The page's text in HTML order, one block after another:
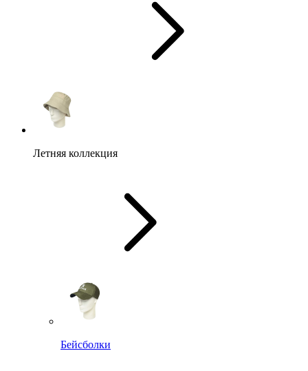
Летняя коллекция
Бейсболки